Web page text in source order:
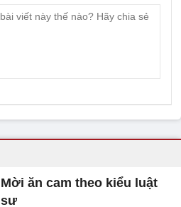
Mời ăn cam theo kiểu luật
sư